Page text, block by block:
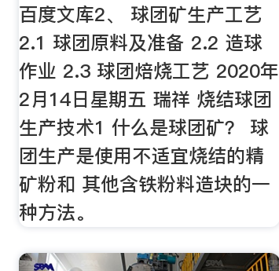
百度文库2、 球团矿生产工艺
2.1 球团原料及准备 2.2 造球
作业 2.3 球团焙烧工艺 2020年
2月14日星期五 瑞祥 烧结球团
生产技术1 什么是球团矿？ 球
团生产是使用不适宜烧结的精
矿粉和 其他含铁粉料造块的一
种方法。